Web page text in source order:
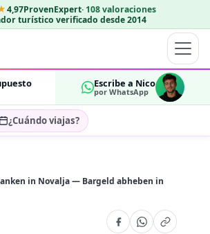
4,97ProvenExpert· 108 valoraciones
turístico verificado desde 2014
Escribe a Nico
por WhatsApp
¿Cuándo viajas?
OK
in Novalja — Bargeld abheben in